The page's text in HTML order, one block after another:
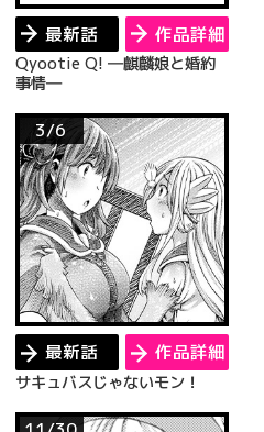
最新話 作品詳細
Qyootie Q! ―麒麟娘と婚約
事情―
3/6
最新話 作品詳細
サキュバスじゃないモン！